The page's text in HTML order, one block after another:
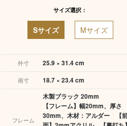
サイズ選択：
Sサイズ Mサイズ
外寸 25.9 × 31.4 cm
画寸 18.7 × 23.4 cm
フレーム
木製ブラック 20mm
【フレーム】幅20mm、厚さ
30mm、木材：アルダー 【